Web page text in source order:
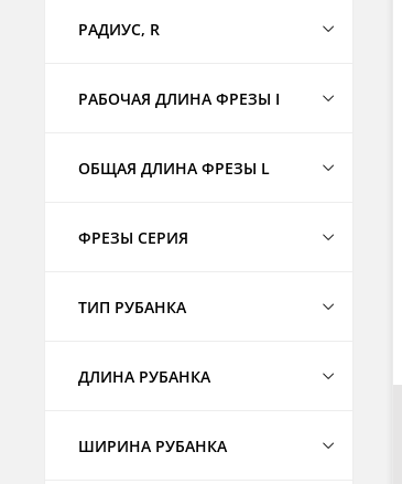
РАДИУС, R
РАБОЧАЯ ДЛИНА ФРЕЗЫ I
ОБЩАЯ ДЛИНА ФРЕЗЫ L
ФРЕЗЫ СЕРИЯ
ТИП РУБАНКА
ДЛИНА РУБАНКА
ШИРИНА РУБАНКА